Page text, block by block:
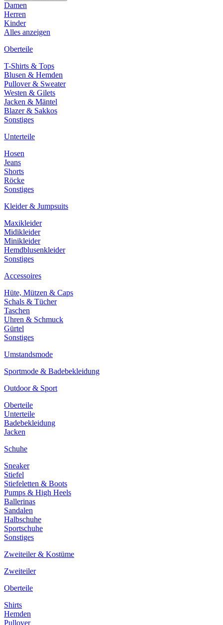
Damen
Herren
Kinder
Alles anzeigen
Oberteile
T-Shirts & Tops
Blusen & Hemden
Pullover & Sweater
Westen & Gilets
Jacken & Mäntel
Blazer & Sakkos
Sonstiges
Unterteile
Hosen
Jeans
Shorts
Röcke
Sonstiges
Kleider & Jumpsuits
Maxikleider
Midikleider
Minikleider
Hemdblusenkleider
Sonstiges
Accessoires
Hüte, Mützen & Caps
Schals & Tücher
Taschen
Uhren & Schmuck
Gürtel
Sonstiges
Umstandsmode
Sportmode & Badebekleidung
Outdoor & Sport
Oberteile
Unterteile
Badebekleidung
Jacken
Schuhe
Sneaker
Stiefel
Stiefeletten & Boots
Pumps & High Heels
Ballerinas
Sandalen
Halbschuhe
Sportschuhe
Sonstiges
Zweiteiler & Kostüme
Zweiteiler
Oberteile
Shirts
Hemden
Pullover